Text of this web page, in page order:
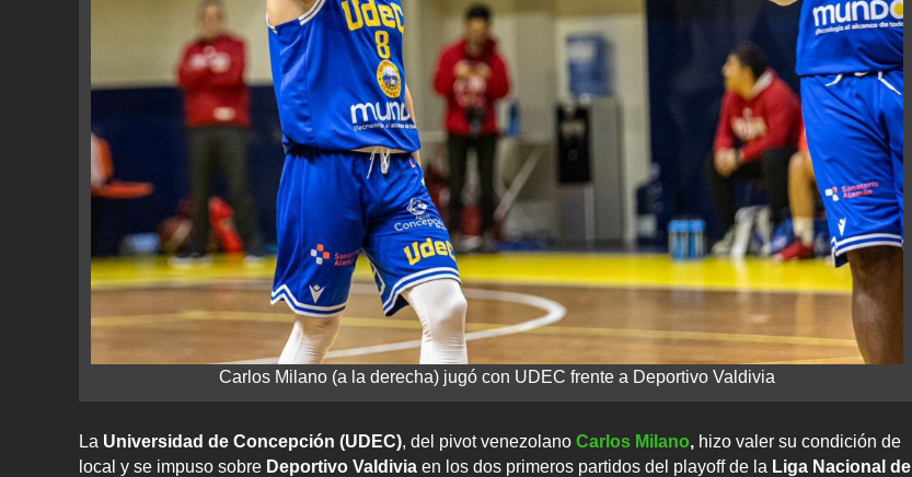
Carlos Milano (a la derecha) jugó con UDEC frente a Deportivo Valdivia
La Universidad de Concepción (UDEC), del pivot venezolano Carlos Milano, hizo valer su condición de
local y se impuso sobre Deportivo Valdivia en los dos primeros partidos del playoff de la Liga Nacional de